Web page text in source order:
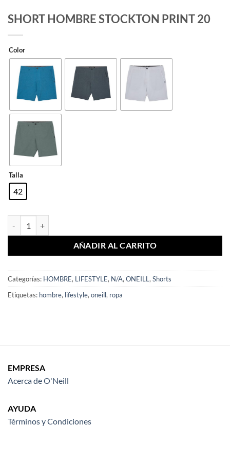
SHORT HOMBRE STOCKTON PRINT 20
Color
Talla
42
AÑADIR AL CARRITO
Categorías: HOMBRE, LIFESTYLE, N/A, ONEILL , Shorts
Etiquetas: hombre, lifestyle, oneill, ropa
EMPRESA
Acerca de O'Neill
AYUDA
Términos y Condiciones